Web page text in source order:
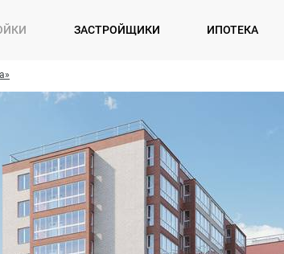
ЗАСТРОЙЩИКИ ИПОТЕКА